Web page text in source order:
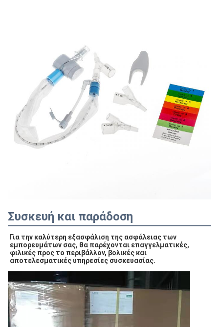
Συσκευή και παράδοση
Για την καλύτερη εξασφάλιση της ασφάλειας των
εμπορευμάτων σας, θα παρέχονται επαγγελματικές,
φιλικές προς το περιβάλλον, βολικές και
αποτελεσματικές υπηρεσίες συσκευασίας.